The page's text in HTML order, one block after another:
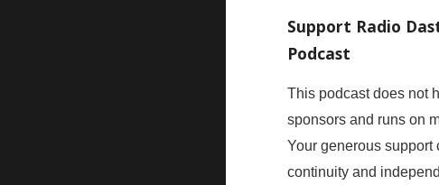
Support Radio
Podcast
This podcast does not
sponsors and runs on
Your generous support
continuity and